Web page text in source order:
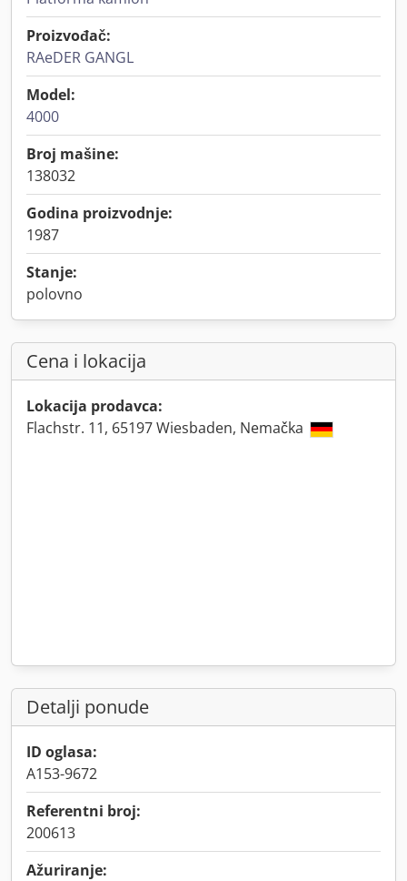
Proizvođač:
RAeDER GANGL
Model:
4000
Broj mašine:
138032
Godina proizvodnje:
1987
Stanje:
polovno
Cena i lokacija
Lokacija prodavca:
Flachstr. 11, 65197 Wiesbaden, Nemačka
Detalji ponude
ID oglasa:
A153-9672
Referentni broj:
200613
Ažuriranje: